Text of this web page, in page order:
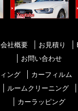
会社概要 お見積り
お問い合わせ
ング カーフィルム
ルームクリーニング
カーラッピング